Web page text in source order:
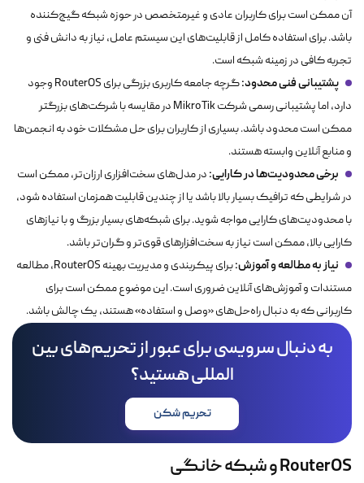
آن ممکن است برای کاربران عادی و غیرمتخصص در حوزه شبکه گیج‌کننده
باشد. برای استفاده کامل از قابلیت‌های این سیستم عامل، نیاز به دانش فنی و
تجربه کافی در زمینه شبکه است.
پشتیبانی فنی محدود:
گرچه جامعه کاربری بزرگی برای RouterOS وجود
دارد، اما پشتیبانی رسمی شرکت MikroTik در مقایسه با شرکت‌های بزرگتر
ممکن است محدود باشد. بسیاری از کاربران برای حل مشکلات خود به انجمن‌ها
و منابع آنلاین وابسته هستند.
برخی محدودیت‌ها در کارایی: در مدل‌های سخت‌افزاری ارزان‌تر، ممکن است
در شرایطی که ترافیک بسیار بالا باشد یا از چندین قابلیت همزمان استفاده شود،
با محدودیت‌های کارایی مواجه شوید. برای شبکه‌های بسیار بزرگ و با نیازهای
کارایی بالا، ممکن است نیاز به سخت‌افزارهای قوی‌تر و گران‌تر باشد.
نیاز به مطالعه و آموزش:
برای پیکربندی و مدیریت بهینه RouterOS، مطالعه
مستندات و آموزش‌های آنلاین ضروری است. این موضوع ممکن است برای
کاربرانی که به دنبال راه‌حل‌های «وصل و استفاده» هستند، یک چالش باشد.
به دنبال سرویسی برای عبور از تحریم‌های بین
المللی هستید؟
تحریم شکن
RouterOS و شبکه خانگی